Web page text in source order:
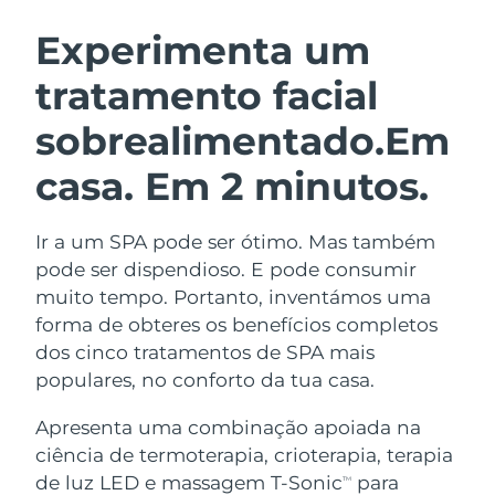
Experimenta um
tratamento facial
sobrealimentado.Em
casa. Em 2 minutos.
Ir a um SPA pode ser ótimo. Mas também
pode ser dispendioso. E pode consumir
muito tempo. Portanto, inventámos uma
forma de obteres os benefícios completos
dos cinco tratamentos de SPA mais
populares, no conforto da tua casa.
Apresenta uma combinação apoiada na
ciência de termoterapia, crioterapia, terapia
de luz LED e massagem T-SonicTM
para
Limpeza facial
LUNA™ 4 kit
Anti-aging massage
LUNA™ 4 Plus
Massage, LED heating
LUNA™ 4 Men
For men, anti-aging massage
Lifting facial
BEAR™ 2 kit
Microcurrent toning
BEAR™ 2 go
Microcurrent toning on-the-go
BEAR™ 2 eyes & lips
Microcurrent line smoothing device
Hidratação
UFO™ 3 kit
Deep facial hydration
Near-infrared and red light therapy
device
Cuidado oral
issa™ 4
Hybrid silicone sonic toothbrush
issa™ 4 plus
Smart hybrid silicone sonic toothbrush
TRATAMENTO ANTIENVELHECIMENTO
FAQ™
Antienvelhecimento Tratamentos LED
Áustria Entrega prevista
Barein Entrega prevista09/08/2026
Bélgica Entrega prevista08/08/2026
Bermudas Entrega prevista14/08/2026
Bósnia e
Herzegovina
Entrega prevista11/08/2026
Brunei Entrega prevista13/08/2026
Bulgária Entrega prevista
Canadá Entrega prevista12/08/2026
Chile Entrega prevista